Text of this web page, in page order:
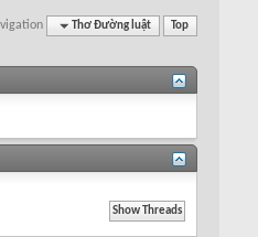
Thơ Đường luật Top